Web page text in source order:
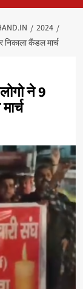
2024
निकाला कैंडल मार्च
ने 9